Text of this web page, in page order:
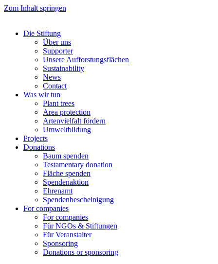
Zum Inhalt springen
Die Stiftung
Über uns
Supporter
Unsere Aufforstungsflächen
Sustainability
News
Contact
Was wir tun
Plant trees
Area protection
Artenvielfalt fördern
Umweltbildung
Projects
Donations
Baum spenden
Testamentary donation
Fläche spenden
Spendenaktion
Ehrenamt
Spendenbescheinigung
For companies
For companies
Für NGOs & Stiftungen
Für Veranstalter
Sponsoring
Donations or sponsoring